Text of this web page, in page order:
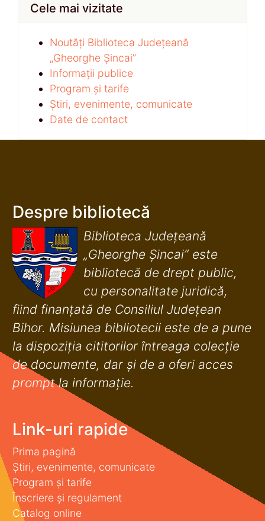
Cele mai vizitate
Noutăți Biblioteca Județeană
„Gheorghe Șincai”
Informații publice
Program și tarife
Știri, evenimente, comunicate
Date de contact
Despre bibliotecă
Biblioteca Județeană
„Gheorghe Șincai” este
bibliotecă de drept public,
cu personalitate juridică,
fiind finanţată de Consiliul Judeţean
Bihor. Misiunea bibliotecii este de a pune
la dispoziţia cititorilor întreaga colecţie
de documente, dar şi de a oferi acces
prompt la informaţie.
Link-uri rapide
Prima pagină
Știri, evenimente, comunicate
Program și tarife
Înscriere și regulament
Catalog online